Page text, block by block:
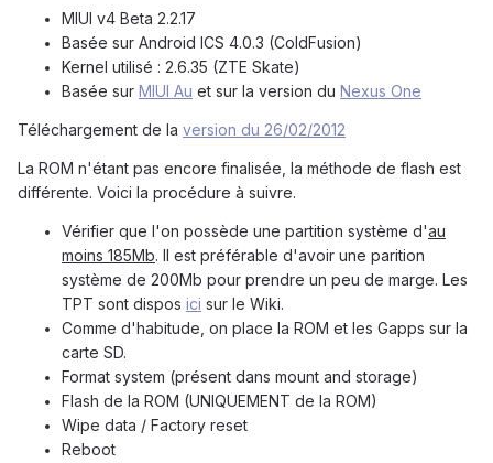
MIUI v4 Beta 2.2.17
Basée sur Android ICS 4.0.3 (ColdFusion)
Kernel utilisé : 2.6.35 (ZTE Skate)
Basée sur MIUI Au et sur la version du Nexus One
Téléchargement de la version du 26/02/2012
La ROM n'étant pas encore finalisée, la méthode de flash est
différente. Voici la procédure à suivre.
Vérifier que l'on possède une partition système d'au
moins 185Mb. Il est préférable d'avoir une parition
système de 200Mb pour prendre un peu de marge. Les
TPT sont dispos ici sur le Wiki.
Comme d'habitude, on place la ROM et les Gapps sur la
carte SD.
Format system (présent dans mount and storage)
Flash de la ROM (UNIQUEMENT de la ROM)
Wipe data / Factory reset
Reboot